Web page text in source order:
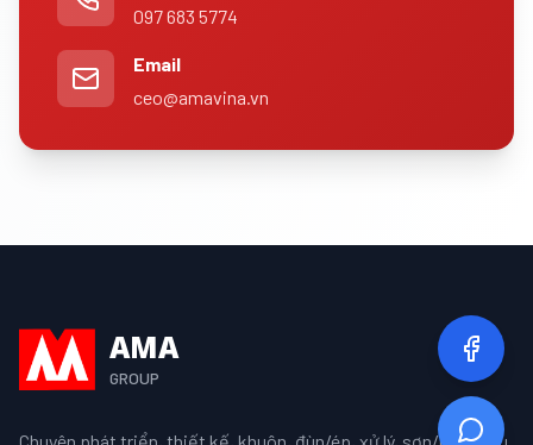
097 683 5774
Email
ceo@amavina.vn
AMA
GROUP